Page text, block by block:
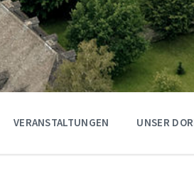
VERANSTALTUNGEN UNSER